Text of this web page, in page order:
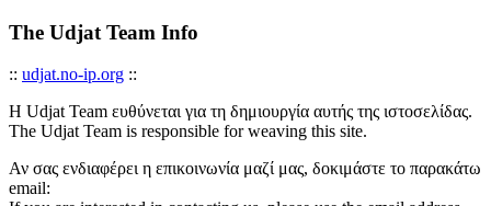
The Udjat Team Info
:: udjat.no-ip.org ::
Η Udjat Team ευθύνεται για τη δημιουργία αυτής της ιστοσελίδας.
The Udjat Team is responsible for weaving this site.
Αν σας ενδιαφέρει η επικοινωνία μαζί μας, δοκιμάστε το παρακάτω
email: